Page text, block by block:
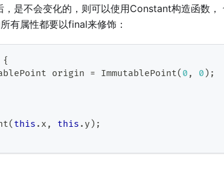
，是不会变化的，则可以使用Constant构造函数，
有属性都要以final来修饰：
{
origin = ImmutablePoint( 0 , 0 ) ;
( this . x , this . y ) ;